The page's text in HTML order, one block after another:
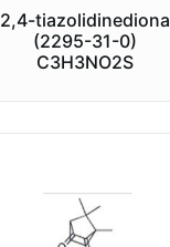
2,4-tiazolidinediona
(2295-31-0)
C3H3NO2S